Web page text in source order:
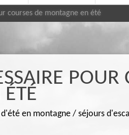
courses de montagne en été
POUR
en montagne / séjours